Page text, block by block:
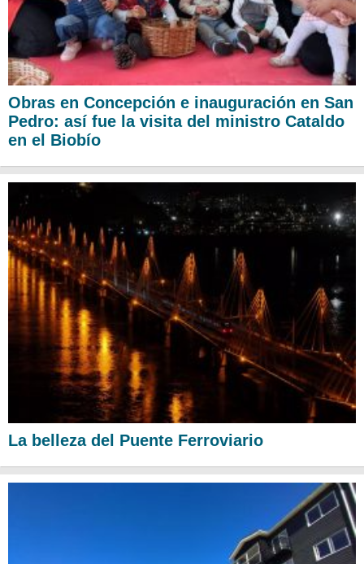
Obras en Concepción e inauguración en San
Pedro: así fue la visita del ministro Cataldo
en el Biobío
La belleza del Puente Ferroviario